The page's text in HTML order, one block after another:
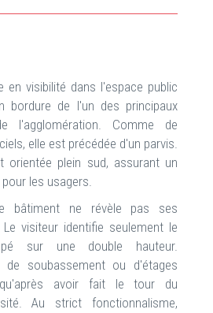
en visibilité dans l'espace public
bordure de l'un des principaux
l'agglomération. Comme de
elle est précédée d'un parvis.
orientée plein sud, assurant un
les usagers.
bâtiment ne révèle pas ses
visiteur identifie seulement le
sur une double hauteur.
de soubassement ou d'étages
qu'après avoir fait le tour du
Au strict fonctionnalisme,